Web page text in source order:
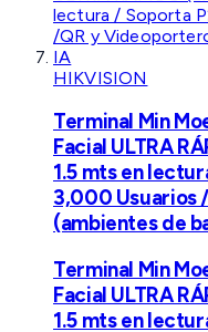
HIKVISION
Terminal Min
Facial ULTRA
1.5 mts en
3,000 Usuarios
(ambientes de
Terminal Min
Facial ULTRA
1.5 mts en